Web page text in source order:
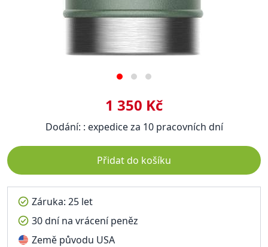
1 350 Kč
Dodání: : expedice za 10 pracovních dní
Přidat do košíku
Záruka: 25 let
30 dní na vrácení peněz
Země původu USA